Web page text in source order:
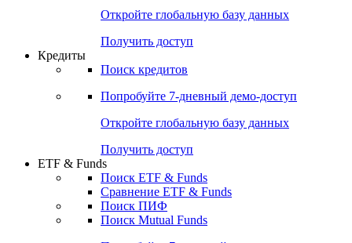
Откройте глобальную базу данных
Получить доступ
Кредиты
Поиск кредитов
Попробуйте 7-дневный демо-доступ
Откройте глобальную базу данных
Получить доступ
ETF & Funds
Поиск ETF & Funds
Сравнение ETF & Funds
Поиск ПИФ
Поиск Mutual Funds